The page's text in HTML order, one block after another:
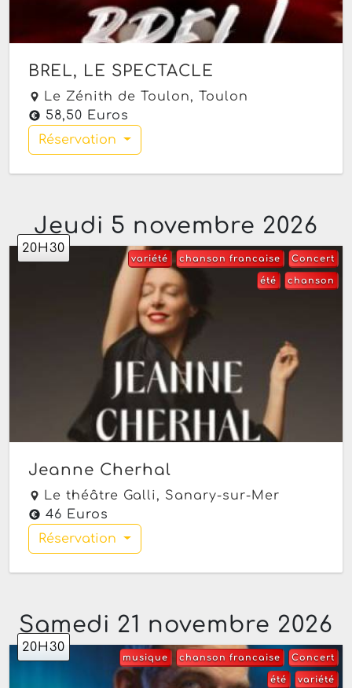
BREL, LE SPECTACLE
Le Zénith de Toulon,
Toulon
58,50 Euros
Réservation
Jeudi 5 novembre 2026
20H30
Concert
chanson francaise
variété
chanson
été
Jeanne Cherhal
Le théâtre Galli, Sanary-sur-Mer
46 Euros
Réservation
Samedi 21 novembre 2026
20H30
Concert
chanson francaise
musique
variété
été